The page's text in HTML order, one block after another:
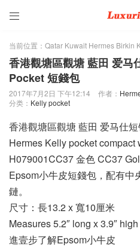

当前位置： Qatar Kuwait Hermes Birkin
香港觀塘區觀塘 藍田 爱
Pocket 短錢包
2017年7月2日 下午12:14 作者：
分类： Kelly pocket
香港觀塘區觀塘 藍田 爱马仕
Hermes Kelly pocket
H079001CC37 金色 CC37
Epsom小牛皮短錢包，配有中
鏈。
尺寸：長13.2 x 寬10厘米
Measures 5.2″ long x 3.9″ high
進壹步了解Epsom小牛皮